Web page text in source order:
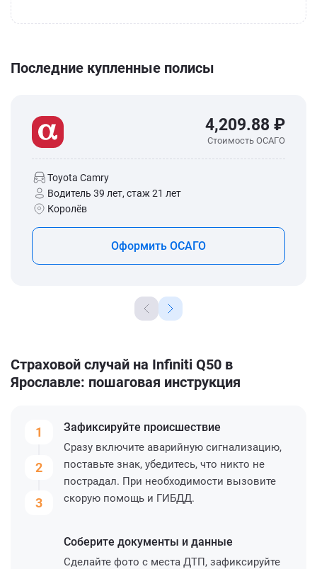
Последние купленные полисы
4,209.88 ₽
Стоимость ОСАГО
Toyota Camry
Водитель 39 лет, стаж 21 лет
Королёв
Оформить ОСАГО
Страховой случай на Infiniti Q50 в
Ярославле: пошаговая инструкция
1
2
3
Зафиксируйте происшествие
Сразу включите аварийную сигнализацию,
поставьте знак, убедитесь, что никто не
пострадал. При необходимости вызовите
скорую помощь и ГИБДД.
Соберите документы и данные
Сделайте фото с места ДТП, зафиксируйте